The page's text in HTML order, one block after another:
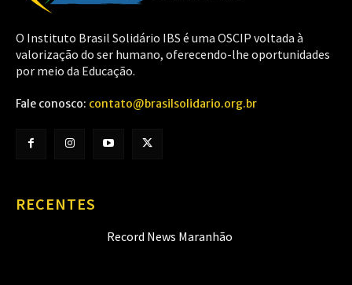
O Instituto Brasil Solidário IBS é uma OSCIP voltada à
valorização do ser humano, oferecendo-lhe oportunidades
por meio da Educação.
Fale conosco: contato@brasilsolidario.org.br
RECENTES
Record News Maranhão